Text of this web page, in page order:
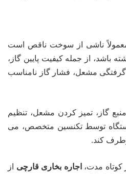
ناشی از سوخت ناقص است
باشد، از جمله کیفیت پایین گاز،
مشعل، فشار گاز نامناسب
گاز، تمیز کردن مشعل، تنظیم
توسط تکنسین متخصص، می
کند.
کوتاه مدت، اجاره بخاری قارچی از